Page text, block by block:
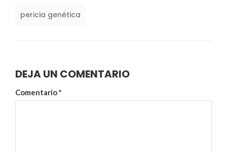
pericia genética
DEJA UN COMENTARIO
Comentario*